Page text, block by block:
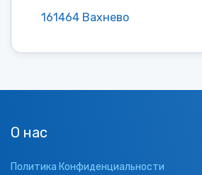
161464 Вахнево
О нас
Политика Конфиденциальности